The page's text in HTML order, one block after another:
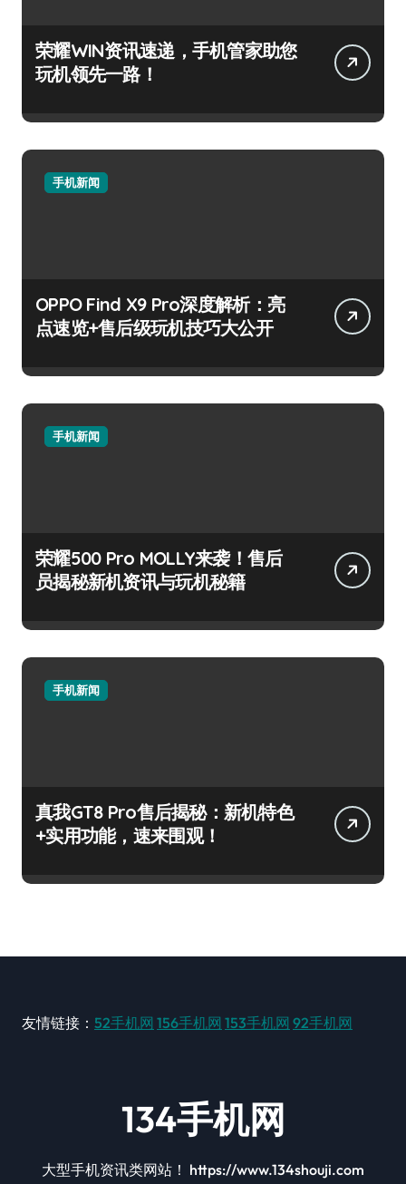
荣耀WIN资讯速递，手机管家助您
玩机领先一路！
手机新闻
OPPO Find X9 Pro深度解析：亮
点速览+售后级玩机技巧大公开
手机新闻
荣耀500 Pro MOLLY来袭！售后
员揭秘新机资讯与玩机秘籍
手机新闻
真我GT8 Pro售后揭秘：新机特色
+实用功能，速来围观！
友情链接： 52手机网 156手机网 153手机网 92手机网
134手机网
大型手机资讯类网站！ https://www.134shouji.com